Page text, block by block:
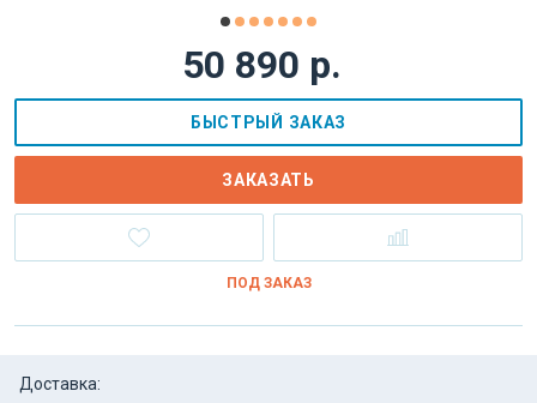
50 890 р.
БЫСТРЫЙ ЗАКАЗ
ЗАКАЗАТЬ
ПОД ЗАКАЗ
Доставка: